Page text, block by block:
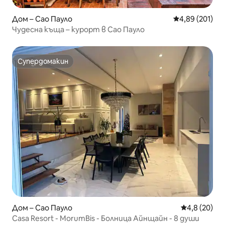
Дом – Сао Пауло Средна
4,89 (201)
Чудесна къща – курорт в Сао Пауло
Супердомакин
Супердомакин
Дом – Сао Пауло Средна
4,8 (20)
Casa Resort - MorumBis - Болница Айнщайн - 8 души